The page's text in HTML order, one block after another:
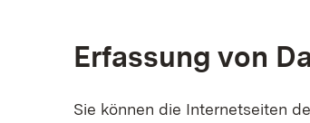
Erfassung von
Sie können die Internetseiten